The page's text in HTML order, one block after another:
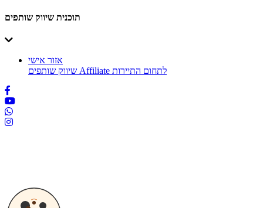
תוכנית שיווק שותפים
אזור אישי
שיווק שותפים Affiliate לתחום התיירות